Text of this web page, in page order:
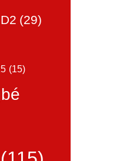
D2 (29)
(15)